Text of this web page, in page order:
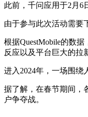
此前，千问应用于2月6
由于参与此次活动需要
根据QuestMobile的数
反应以及平台巨大的拉
进入2024年，一场围
据了解，在春节期间，
户争夺战。